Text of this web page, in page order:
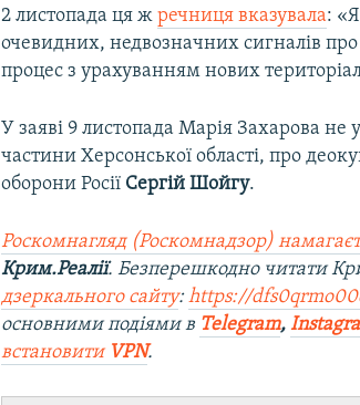
2 листопада ця жречниця вказувала:
очевидних, недвозначних сигналів
процес з урахуванням нових
У заяві 9 листопада Марія Захарова не
частини Херсонської області, про
оборони Росії Сергій Шойгу.
Роскомнагляд (Роскомнадзор)
Крим.Реалії. Безперешкодно читати
дзеркального сайту:https://
основними подіями в Telegram,
встановити VPN.